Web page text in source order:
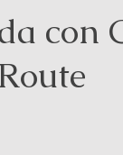
con